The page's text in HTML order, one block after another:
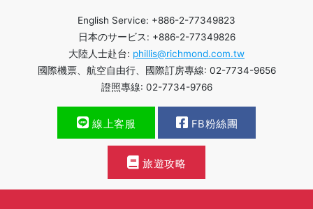
English Service: +886-2-77349823
日本のサービス: +886-2-77349826
大陸人士赴台: phillis@richmond.com.tw
國際機票、航空自由行、國際訂房專線: 02-7734-9656
證照專線: 02-7734-9766
線上客服 FB粉絲團
旅遊攻略